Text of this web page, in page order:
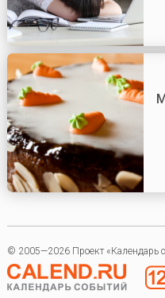
© 2005—2026 Проект «Календарь